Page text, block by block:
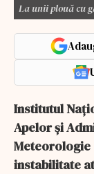
La unii plouă cu
Institutul
Apelor și
Meteorologie
instabilitate